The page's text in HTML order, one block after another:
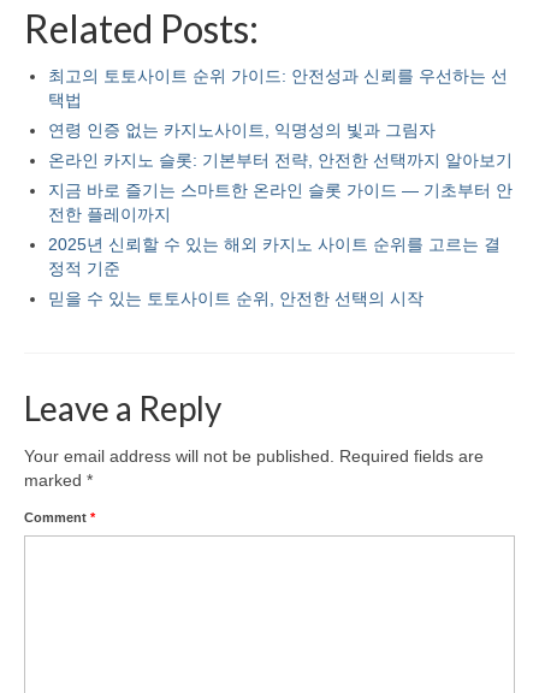
Related Posts:
최고의 토토사이트 순위 가이드: 안전성과 신뢰를 우선하는 선
택법
연령 인증 없는 카지노사이트, 익명성의 빛과 그림자
온라인 카지노 슬롯: 기본부터 전략, 안전한 선택까지 알아보기
지금 바로 즐기는 스마트한 온라인 슬롯 가이드 — 기초부터 안
전한 플레이까지
2025년 신뢰할 수 있는 해외 카지노 사이트 순위를 고르는 결
정적 기준
믿을 수 있는 토토사이트 순위, 안전한 선택의 시작
Leave a Reply
Your email address will not be published.
Required fields are
marked *
Comment *